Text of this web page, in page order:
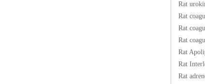
Rat
Rat
Rat
Rat
Rat
Rat
Rat